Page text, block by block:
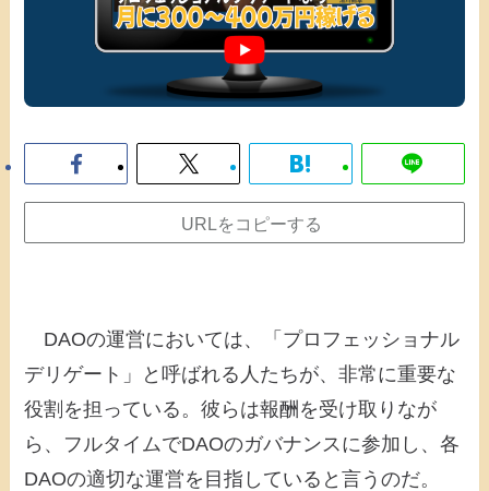
URLをコピーする
DAOの運営においては、「プロフェッショナル
デリゲート」と呼ばれる人たちが、非常に重要な
役割を担っている。彼らは報酬を受け取りなが
ら、フルタイムでDAOのガバナンスに参加し、各
DAOの適切な運営を目指していると言うのだ。